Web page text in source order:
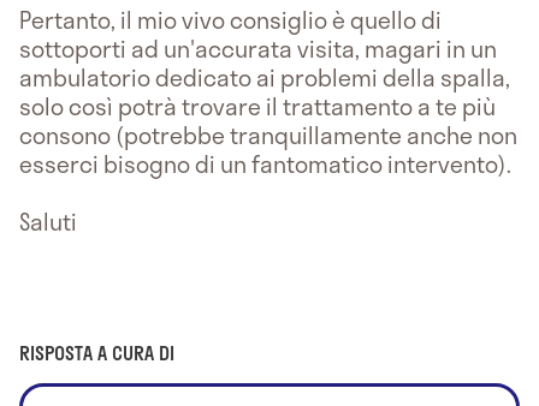
Pertanto, il mio vivo consiglio è quello di
sottoporti ad un'accurata visita, magari in un
ambulatorio dedicato ai problemi della spalla,
solo così potrà trovare il trattamento a te più
consono (potrebbe tranquillamente anche non
esserci bisogno di un fantomatico intervento).
Saluti
RISPOSTA A CURA DI